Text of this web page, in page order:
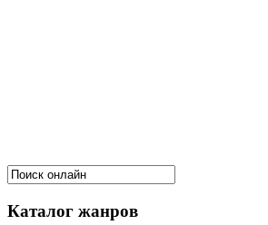
Каталог жанров